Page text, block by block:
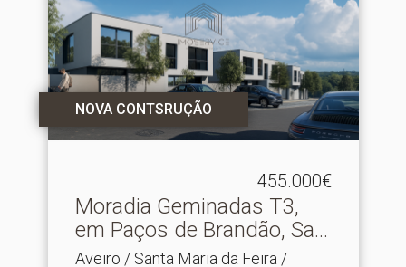
NOVA CONTSRUÇÃO
455.000€
Moradia Geminadas T3,
em Paços de Brandão, Sa.​..
Aveiro / Santa Maria da Feira /